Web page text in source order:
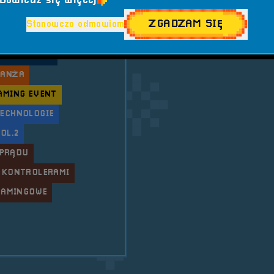
ATMOSFERA
&AMP; PLAY
EVENT
Komputerów, Gier i Konsol &#8211;
Stanowczo odmawiam ZGADZAM SIĘ